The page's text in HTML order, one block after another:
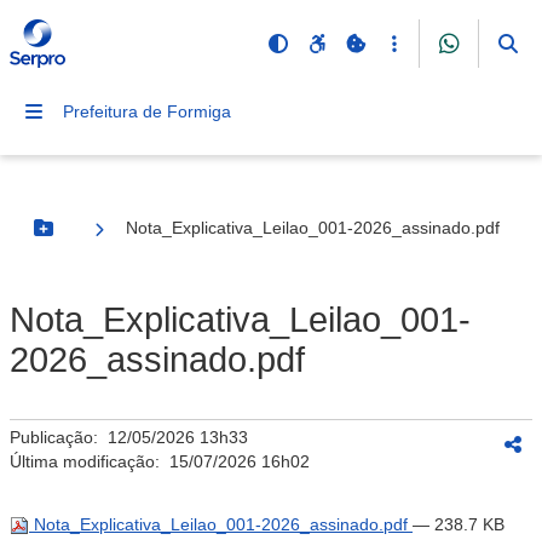
Prefeitura de Formiga
Botão Menu
Nota_Explicativa_Leilao_001-2026_assinado.pdf
Nota_Explicativa_Leilao_001-
2026_assinado.pdf
Publicação: 12/05/2026 13h33
Última modificação: 15/07/2026 16h02
Nota_Explicativa_Leilao_001-2026_assinado.pdf — 238.7 KB